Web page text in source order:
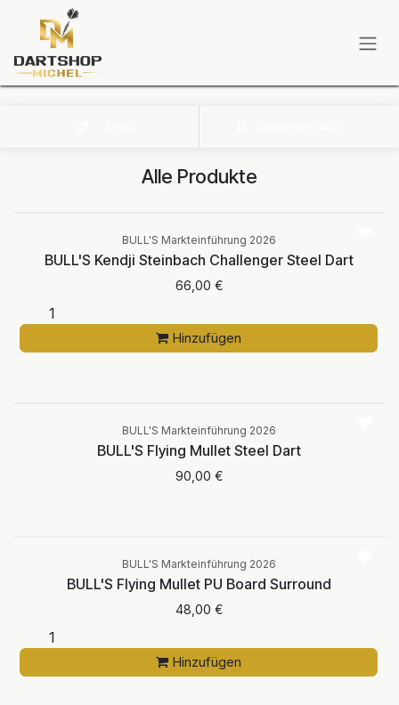
Zum Inhalt springen
Alle Produkte
BULL'S Markteinführung 2026
BULL'S Kendji Steinbach Challenger Steel Dart
66,00 €
Hinzufügen
BULL'S Markteinführung 2026
BULL'S Flying Mullet Steel Dart
90,00 €
BULL'S Markteinführung 2026
BULL'S Flying Mullet PU Board Surround
48,00 €
Hinzufügen